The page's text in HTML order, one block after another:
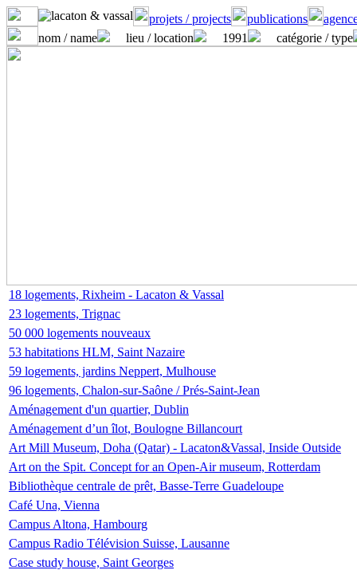
projets / projects publications
nom / name
lieu / location 1991 catégorie / type
18 logements, Rixheim - Lacaton & Vassal
23 logements, Trignac
50 000 logements nouveaux
53 habitations HLM, Saint Nazaire
59 logements, jardins Neppert, Mulhouse
96 logements, Chalon-sur-Saône / Prés-Saint-Jean
Aménagement d'un quartier, Dublin
Aménagement d’un îlot, Boulogne Billancourt
Art Mill Museum, Doha (Qatar) - Lacaton&Vassal, Inside Outside
Art on the Spit. Concept for an Open-Air museum, Rotterdam
Bibliothèque centrale de prêt, Basse-Terre Guadeloupe
Café Una, Vienna
Campus Altona, Hambourg
Campus Radio Télévision Suisse, Lausanne
Case study house, Saint Georges